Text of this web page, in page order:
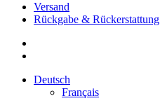
Versand
Rückgabe & Rückerstattung
Deutsch
Français